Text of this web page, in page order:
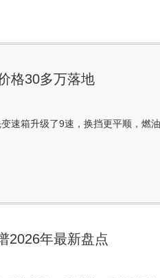
格30多万落地
速箱升级了9速，换挡更平顺，燃
2026年最新盘点